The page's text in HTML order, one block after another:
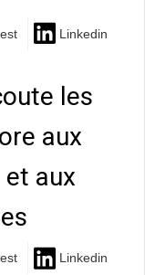
Linkedin
les
aux
aux
Linkedin